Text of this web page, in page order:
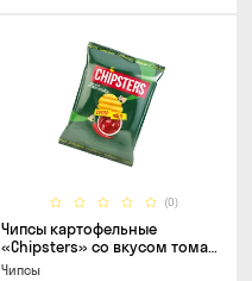
(0)
Чипсы картофельные
«Chipsters» со вкусом томат
спайси, 95г
Чипсы